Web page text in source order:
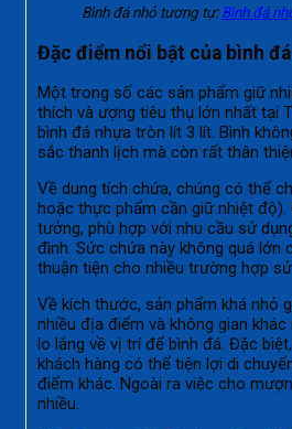
Bình đá nhỏ tương tự:Bình đá
Đặc điểm nổi bật của bình
Một trong số các sản phẩm giữ
thích và ượng tiêu thụ lớn nhất tại
bình đá nhựa tròn lít 3 lít. Bình
sắc thanh lịch mà còn rất thân
Về dung tích chứa, chúng có thể
hoặc thực phẩm cần giữ nhiệt
tưởng, phù hợp với nhu cầu sử
đình. Sức chứa này không quá lớn
thuận tiện cho nhiều trường hợp
Về kích thước, sản phẩm khá nhỏ
nhiều địa điểm và không gian khác
lo lắng về vị trí để bình đá. Đặc
khách hàng có thể tiện lợi di
điểm khác. Ngoài ra việc cho
nhiều.